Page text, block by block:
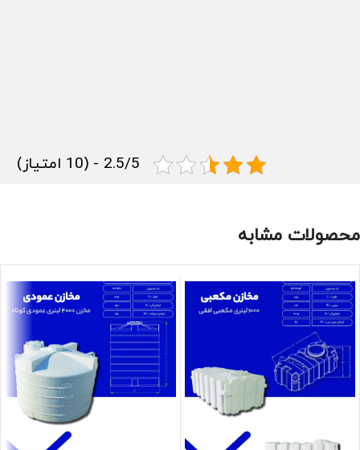
2.5/5 - (10 امتیاز)
محصولات مشابه